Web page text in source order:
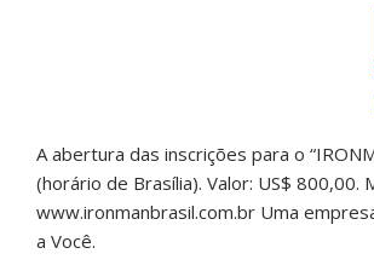
A abertura das inscrições para o
(horário de Brasília). Valor: US$
www.ironmanbrasil.com.br Uma
a Você.